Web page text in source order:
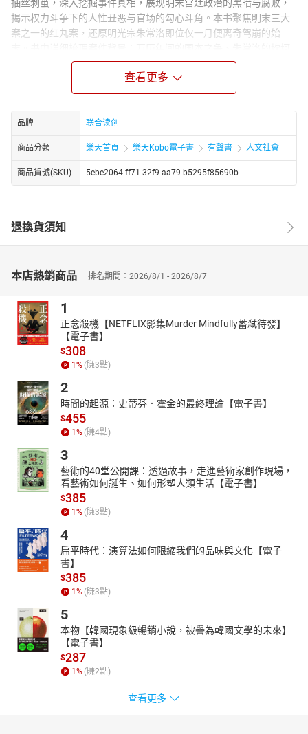
抽丝剥茧，深入挖掘事件真相，展现明末宫廷政治的黑暗与腐败，
揭示权力斗争下的人性丑恶与官场的勾心斗角。本书聚焦明末三大
案之一的红丸案，还原明光宗朱常洛即位仅一月便离奇驾崩的始
储君之路，以及他即位后郑贵妃的献美、李可灼进献“红丸”的过程。
分析了红丸案背后的权力博弈：东林党、郑贵妃势力、方从哲内阁
的角力，以及案件如何成为明末党争激化的导火索，为后续的移宫
案埋下伏笔，也加速了明朝的衰亡。
查看更多
品牌 联合读创
商品分類 樂天首頁 樂天Kobo電子書 有聲書 人文社會
商品貨號(SKU) 5ebe2064-ff71-32f9-aa79-b5295f85690b
退換貨須知
本店熱銷商品 排名期間：2026/8/1 - 2026/8/7
1
正念殺機【NETFLIX影集Murder Mindfully蓄弒待發】
【電子書】
$308
1 % (賺3點)
2
時間的起源：史蒂芬．霍金的最終理論【電子書】
$455
1 % (賺4點)
3
藝術的40堂公開課：透過故事，走進藝術家創作現場，
看藝術如何誕生、如何形塑人類生活【電子書】
$385
1 % (賺3點)
4
扁平時代：演算法如何限縮我們的品味與文化【電子
書】
$385
1 % (賺3點)
5
本物【韓國現象級暢銷小說，被譽為韓國文學的未來】
【電子書】
$287
1 % (賺2點)
查看更多